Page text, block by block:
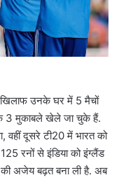
खिलाफ उनके घर में 5 मैचों
3 मुकाबले खेले जा चुके हैं.
वहीं दूसरे टी20 में भारत को
रनों से इंडिया को इंग्लैंड
अजेय बढ़त बना ली है. अब